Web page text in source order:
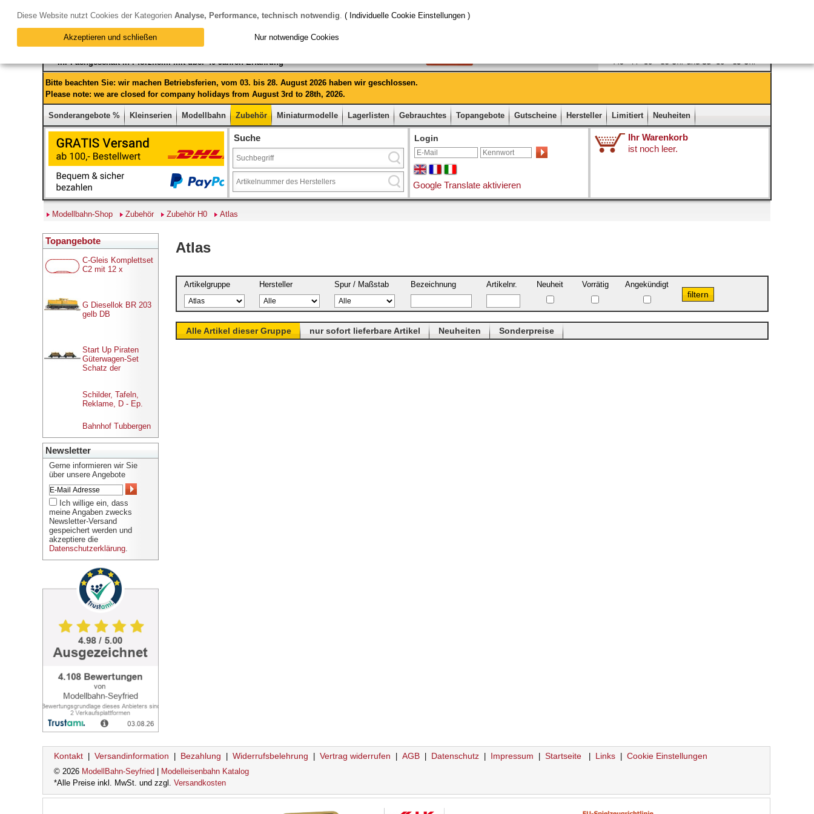
Ihr Fachgeschäft in Pforzheim mit über 40 Jahren Erfahrung
Bitte beachten Sie: wir machen Betriebsferien, vom 03. bis 28. August 2026 haben wir geschlossen.
Please note: we are closed for company holidays from August 3rd to 28th, 2026.
Sonderangebote % Kleinserien Modellbahn Zubehör Miniaturmodelle Lagerlisten Gebrauchtes Topangebote Gutscheine Hersteller Limitiert Neuheiten
Suche Login
Google Translate aktivieren
Ihr Warenkorb
ist noch leer.
Modellbahn-Shop Zubehör Zubehör H0 Atlas
Topangebote
C-Gleis Komplettset
C2 mit 12 x
G Diesellok BR 203
gelb DB
Start Up Piraten
Güterwagen-Set
Schatz der
Schilder, Tafeln,
Reklame, D - Ep.
Bahnhof Tubbergen
Newsletter
Gerne informieren wir Sie
über unsere Angebote
Ich willige ein, dass
meine Angaben zwecks
Newsletter-Versand
gespeichert werden und
akzeptiere die
Datenschutzerklärung.
Atlas
Artikelgruppe Hersteller Spur / Maßstab Bezeichnung Artikelnr. Neuheit Vorrätig Angekündigt
Alle Artikel dieser Gruppe nur sofort lieferbare Artikel Neuheiten Sonderpreise
Kontakt Versandinformation Bezahlung Widerrufsbelehrung Vertrag widerrufen AGB Datenschutz Impressum Startseite Links Cookie Einstellungen
© 2026 ModellBahn-Seyfried
Modelleisenbahn Katalog
*Alle Preise inkl. MwSt. und zzgl. Versandkosten
Diese Website nutzt Cookies der Kategorien Analyse, Performance, technisch notwendig. ( Individuelle Cookie Einstellungen )
Akzeptieren und schließen Nur notwendige Cookies